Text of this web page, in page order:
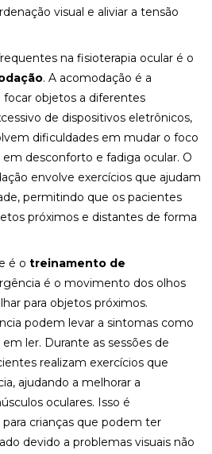
visual e aliviar a tensão
na fisioterapia ocular é o
. A acomodação é a
focar objetos a diferentes
de dispositivos eletrônicos,
dificuldades em mudar o foco
desconforto e fadiga ocular. O
envolve exercícios que ajudam
permitindo que os pacientes
próximos e distantes de forma
é otreinamento de
é o movimento dos olhos
para objetos próximos.
podem levar a sintomas como
ler. Durante as sessões de
realizam exercícios que
ajudando a melhorar a
oculares. Isso é
crianças que podem ter
devido a problemas visuais não
SUA SAÚDE
QUALIDADE DE VIDA
DE DISCO